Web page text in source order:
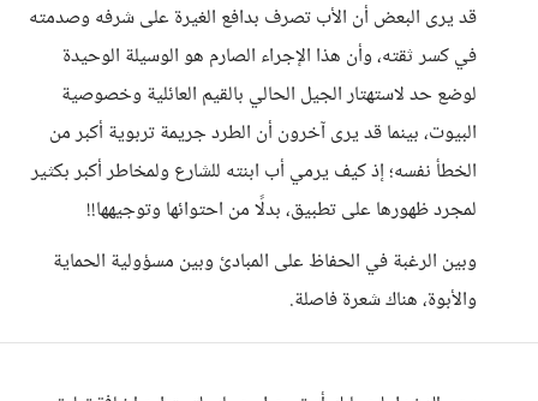
قد يرى البعض أن الأب تصرف بدافع الغيرة على شرفه وصدمته
في كسر ثقته، وأن هذا الإجراء الصارم هو الوسيلة الوحيدة
لوضع حد لاستهتار الجيل الحالي بالقيم العائلية وخصوصية
البيوت، بينما قد يرى آخرون أن الطرد جريمة تربوية أكبر من
الخطأ نفسه؛ إذ كيف يرمي أب ابنته للشارع ولمخاطر أكبر بكثير
لمجرد ظهورها على تطبيق، بدلًا من احتوائها وتوجيهها!!
وبين الرغبة في الحفاظ على المبادئ وبين مسؤولية الحماية
والأبوة، هناك شعرة فاصلة.